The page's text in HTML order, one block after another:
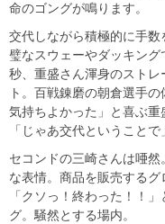
命のゴングが鳴ります。
交代しながら積極的に手
璧なスウェーやダッキン
秒、重盛さん渾身のスト
ト。百戦錬磨の朝倉選手
気持ちよかった」と喜ぶ重
「じゃあ交代ということ
セコンドの三崎さんは唖
な表情。商品を販売する
「クソっ！終わった！！
グ。騒然とする場内。